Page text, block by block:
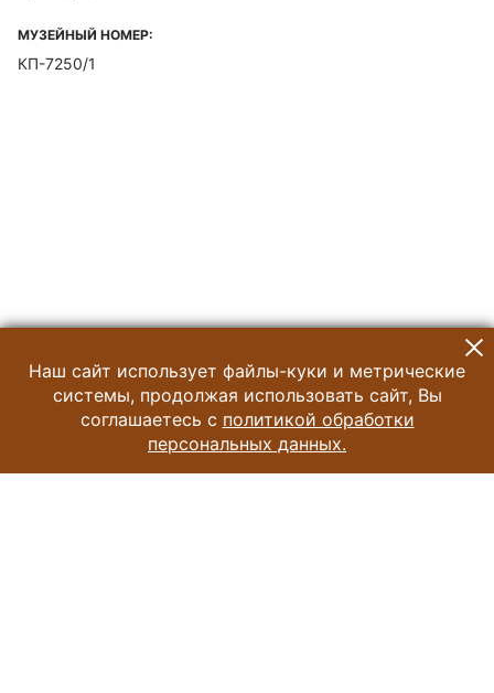
МУЗЕЙНЫЙ НОМЕР:
КП-7250/1
Наш сайт использует файлы-куки и метрические
системы, продолжая использовать сайт, Вы
соглашаетесь с политикой обработки
персональных данных.